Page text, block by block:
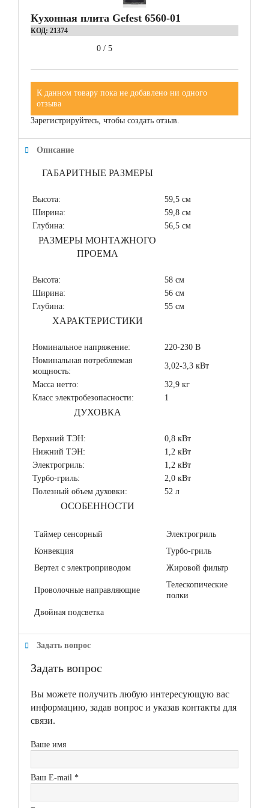
Кухонная плита Gefest 6560-01
КОД: 21374
0 / 5
К данном товару пока не добавлено ни одного
отзыва
Зарегистрируйтесь, чтобы создать отзыв.
Описание
ГАБАРИТНЫЕ РАЗМЕРЫ
Высота:
59,5 см
Ширина:
59,8 см
Глубина:
56,5 см
РАЗМЕРЫ МОНТАЖНОГО
ПРОЕМА
Высота:
58 см
Ширина:
56 см
Глубина:
55 см
ХАРАКТЕРИСТИКИ
Номинальное напряжение:
220-230 В
Номинальная потребляемая
мощность:
3,02-3,3 кВт
Масса нетто:
32,9 кг
Класс электробезопасности:
1
ДУХОВКА
Верхний ТЭН:
0,8 кВт
Нижний ТЭН:
1,2 кВт
Электрогриль:
1,2 кВт
Турбо-гриль:
2,0 кВт
Полезный объем духовки:
52 л
ОСОБЕННОСТИ
Таймер сенсорный
Электрогриль
Конвекция
Турбо-гриль
Вертел с электрoприводом
Жировой фильтр
Проволочные направляющие
Телескопические
полки
Двойная подсветка
Задать вопрос
Задать вопрос
Вы можете получить любую интересующую вас
информацию, задав вопрос и указав контакты для
связи.
Ваше имя
Ваш E-mail *